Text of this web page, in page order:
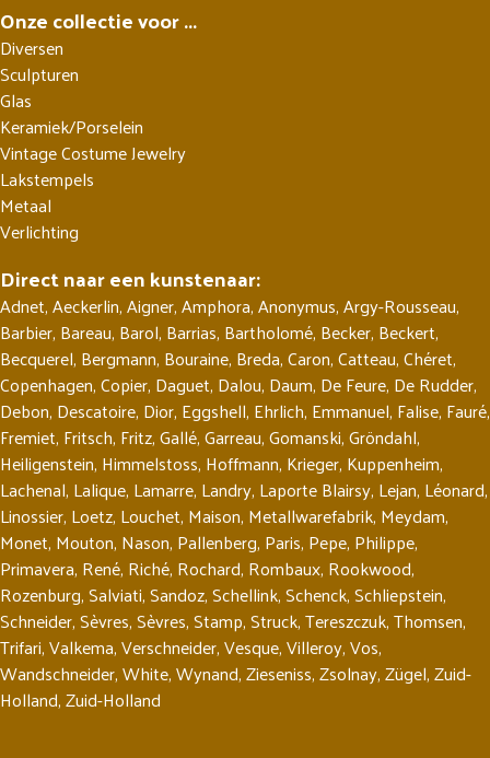
Onze collectie voor ...
Diversen
Sculpturen
Glas
Keramiek/Porselein
Vintage Costume Jewelry
Lakstempels
Metaal
Verlichting
Direct naar een kunstenaar:
Adnet,Aeckerlin,Aigner,Amphora,Anonymus,Argy-Rousseau,
Barbier, Bareau, Barol, Barrias, Bartholomé, Becker, Beckert,
Becquerel, Bergmann, Bouraine, Breda,Caron,Catteau,Chéret,
Copenhagen,Copier, Daguet, Dalou, Daum, De Feure, De Rudder,
Debon, Descatoire, Dior, Eggshell, Ehrlich, Emmanuel, Falise, Fauré,
Fremiet, Fritsch, Fritz,Gallé,Garreau,Gomanski,Gröndahl,
Heiligenstein, Himmelstoss, Hoffmann, Krieger, Kuppenheim,
Lachenal, Lalique, Lamarre, Landry, Laporte Blairsy, Lejan, Léonard,
Linossier, Loetz, Louchet, Maison, Metallwarefabrik, Meydam,
Monet, Mouton, Nason, Pallenberg, Paris, Pepe, Philippe,
Primavera, René, Riché, Rochard, Rombaux, Rookwood,
Rozenburg,Salviati,Sandoz,Schellink,Schenck,Schliepstein,
Schneider,Sèvres,Sèvres,Stamp,Struck,Tereszczuk,Thomsen,
Trifari,Valkema,Verschneider,Vesque,Villeroy,Vos,
Wandschneider,White,Wynand,Zieseniss,Zsolnay,Zügel,Zuid-
Holland,Zuid-Holland